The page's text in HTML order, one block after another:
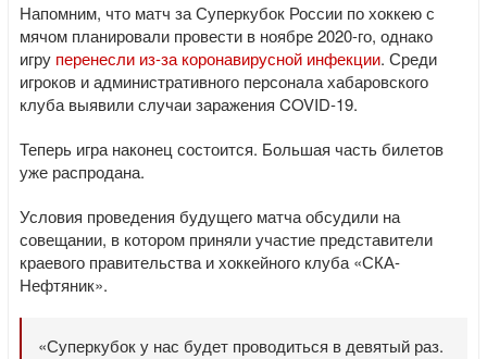
Напомним, что матч за Суперкубок России по хоккею с
мячом планировали провести в ноябре 2020-го, однако
игру перенесли из-за коронавирусной инфекции. Среди
игроков и административного персонала хабаровского
клуба выявили случаи заражения COVID-19.
Теперь игра наконец состоится. Большая часть билетов
уже распродана.
Условия проведения будущего матча обсудили на
совещании, в котором приняли участие представители
краевого правительства и хоккейного клуба «СКА-
Нефтяник».
«Суперкубок у нас будет проводиться в девятый раз.